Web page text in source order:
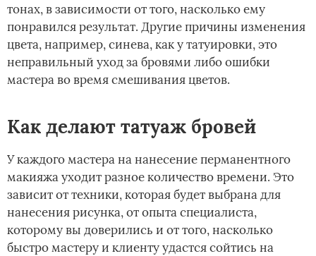
тонах, в зависимости от того, насколько ему
понравился результат. Другие причины изменения
цвета, например, синева, как у татуировки, это
неправильный уход за бровями либо ошибки
мастера во время смешивания цветов.
Как делают татуаж бровей
У каждого мастера на нанесение перманентного
макияжа уходит разное количество времени. Это
зависит от техники, которая будет выбрана для
нанесения рисунка, от опыта специалиста,
которому вы доверились и от того, насколько
быстро мастеру и клиенту удастся сойтись на